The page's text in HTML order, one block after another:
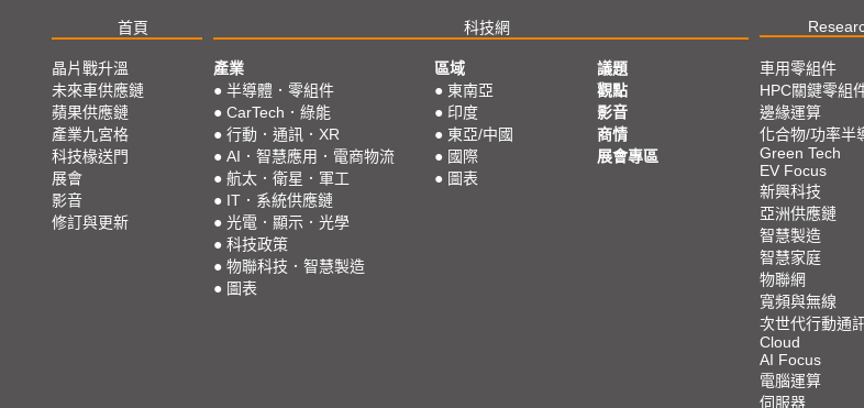
首頁 科技網
晶片戰升溫
未來車供應鏈
蘋果供應鏈
產業九宮格
科技椽送門
展會
影音
修訂與更新
產業
● 半導體．零組件
● CarTech．綠能
● 行動．通訊．XR
● AI．智慧應用．電商物流
● 航太．衛星．軍工
● IT．系統供應鏈
● 光電．顯示．光學
● 科技政策
● 物聯科技．智慧製造
● 圖表
區域
● 東南亞
● 印度
● 東亞/中國
● 國際
● 圖表
議題
觀點
影音
商情
展會專區
車用零組件
HPC關鍵零組
邊緣運算
化合物/功率半
Green Tech
EV Focus
新興科技
亞洲供應鏈
智慧製造
智慧家庭
物聯網
寬頻與無線
次世代行動通訊
Cloud
AI Focus
電腦運算
伺服器